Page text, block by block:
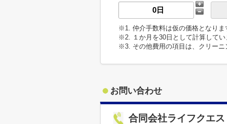
※1. 仲介手数料は仮の価格となりま
※2. １か月を30日として計算してい
※3. その他費用の項目は、クリーニ
お問い合わせ
合同会社ライフクエス